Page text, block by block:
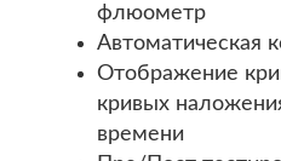
флюометр
Автоматическая
Отображение
кривых
времени